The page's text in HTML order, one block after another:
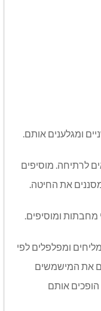
ומגלענים אותם.
לרתיחה. מוסיפים
את החיטה.
ומוסיפים.
ומפלפלים לפי
את המישמשים
אותם